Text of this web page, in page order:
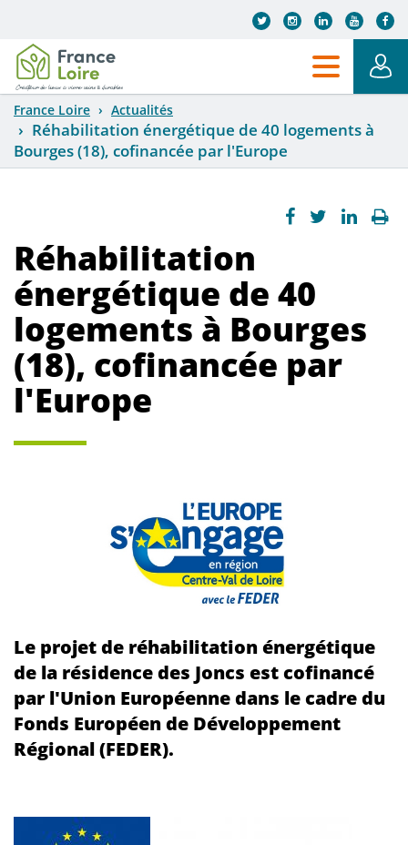
France Loire Actualités
Réhabilitation énergétique de 40 logements à
Bourges (18), cofinancée par l'Europe
Réhabilitation
énergétique de 40
logements à Bourges
(18), cofinancée par
l'Europe
Le projet de réhabilitation énergétique
de la résidence des Joncs est cofinancé
par l'Union Européenne dans le cadre du
Fonds Européen de Développement
Régional (FEDER).